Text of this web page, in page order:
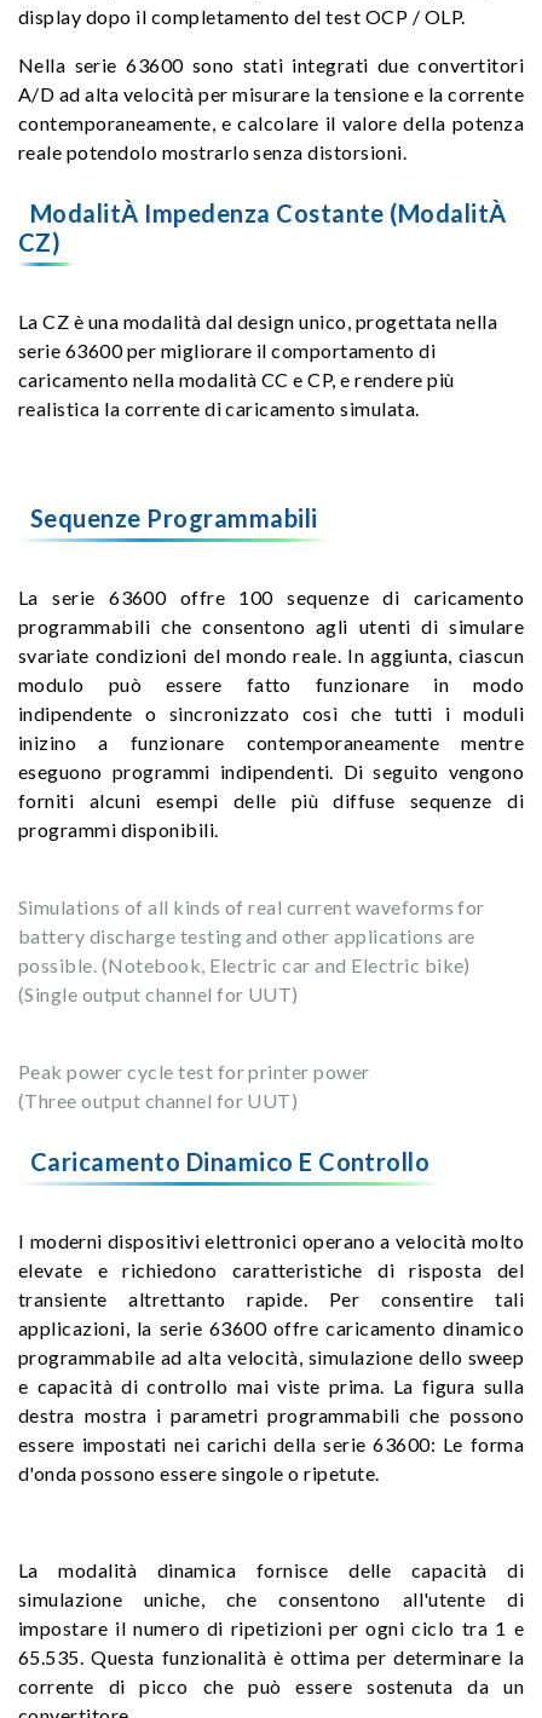
display dopo il completamento del test OCP / OLP.
Nella serie 63600 sono stati integrati due convertitori
A/D ad alta velocità per misurare la tensione e la corrente
contemporaneamente, e calcolare il valore della potenza
reale potendolo mostrarlo senza distorsioni.
ModalitÀ Impedenza Costante (ModalitÀ
CZ)
La CZ è una modalità dal design unico, progettata nella
serie 63600 per migliorare il comportamento di
caricamento nella modalità CC e CP, e rendere più
realistica la corrente di caricamento simulata.
Sequenze Programmabili
La serie 63600 offre 100 sequenze di caricamento
programmabili che consentono agli utenti di simulare
svariate condizioni del mondo reale. In aggiunta, ciascun
modulo può essere fatto funzionare in modo
indipendente o sincronizzato così che tutti i moduli
inizino a funzionare contemporaneamente mentre
eseguono programmi indipendenti. Di seguito vengono
forniti alcuni esempi delle più diffuse sequenze di
programmi disponibili.
Simulations of all kinds of real current waveforms for
battery discharge testing and other applications are
possible. (Notebook, Electric car and Electric bike)
(Single output channel for UUT)
Peak power cycle test for printer power
(Three output channel for UUT)
Caricamento Dinamico E Controllo
I moderni dispositivi elettronici operano a velocità molto
elevate e richiedono caratteristiche di risposta del
transiente altrettanto rapide. Per consentire tali
applicazioni, la serie 63600 offre caricamento dinamico
programmabile ad alta velocità, simulazione dello sweep
e capacità di controllo mai viste prima. La figura sulla
destra mostra i parametri programmabili che possono
essere impostati nei carichi della serie 63600: Le forma
d'onda possono essere singole o ripetute.
La modalità dinamica fornisce delle capacità di
simulazione uniche, che consentono all'utente di
impostare il numero di ripetizioni per ogni ciclo tra 1 e
65.535. Questa funzionalità è ottima per determinare la
corrente di picco che può essere sostenuta da un